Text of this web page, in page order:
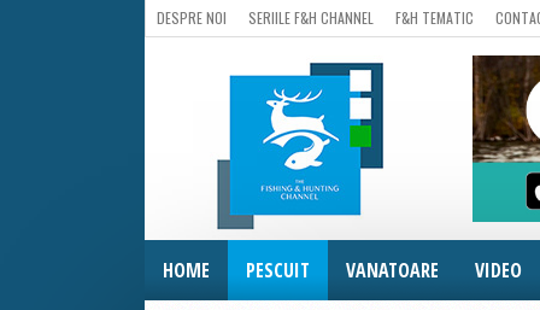
DESPRE NOI SERIILE F&H CHANNEL F&H TEMATIC
HOME PESCUIT VANATOARE VIDEO